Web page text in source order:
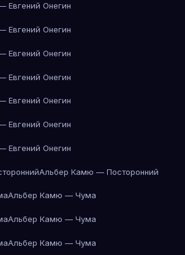
Евгений Онегин
Евгений Онегин
Евгений Онегин
Евгений Онегин
Евгений Онегин
Евгений Онегин
Евгений Онегин
Альбер Камю — Посторонний
Альбер Камю — Чума
Альбер Камю — Чума
Альбер Камю — Чума